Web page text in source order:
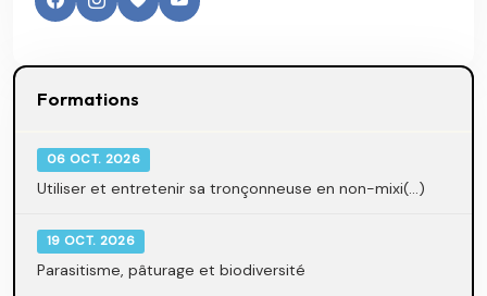
Formations
06 OCT. 2026
Utiliser et entretenir sa tronçonneuse en non-mixi(...)
19 OCT. 2026
Parasitisme, pâturage et biodiversité